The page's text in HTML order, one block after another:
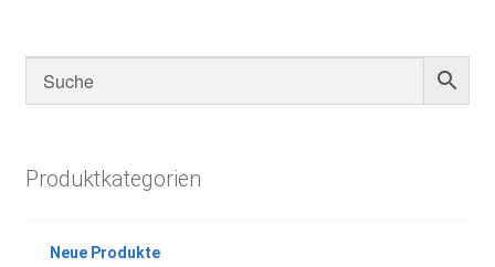
Produktkategorien
Neue Produkte